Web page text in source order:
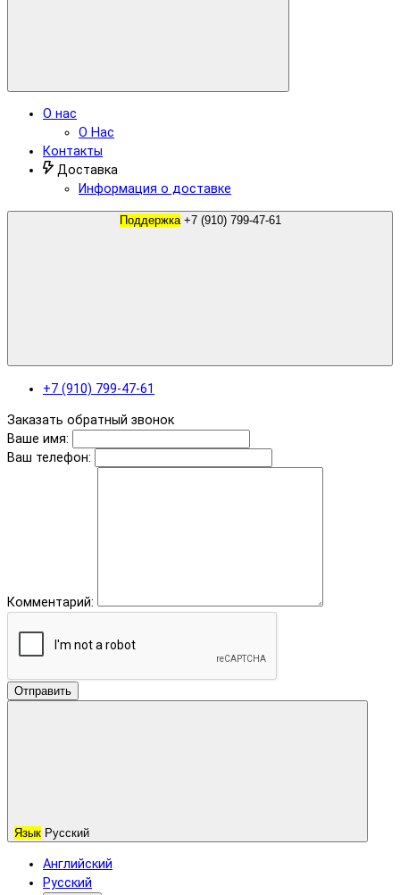
О нас
О Нас
Контакты
Доставка
Информация о доставке
Поддержка +7 (910) 799-47-61
+7 (910) 799-47-61
Заказать обратный звонок
Ваше имя:
Ваш телефон:
Комментарий:
Отправить
Язык Русский
Английский
Русский